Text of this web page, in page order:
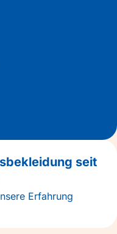
seit
Erfahrung